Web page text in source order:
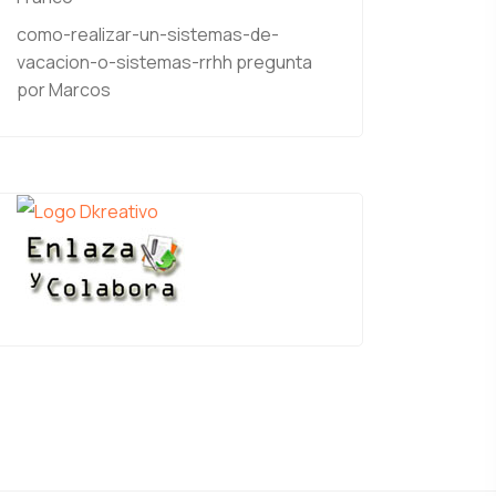
como-realizar-un-sistemas-de-
vacacion-o-sistemas-rrhh pregunta
por Marcos